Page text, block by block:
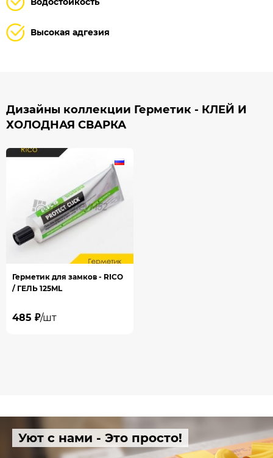
Высокая адгезия
Дизайны коллекции Герметик - КЛЕЙ И
ХОЛОДНАЯ СВАРКА
Герметик для замков - RICO
/ ГЕЛЬ 125ML
485 ₽/шт
Уют с нами - Это просто!